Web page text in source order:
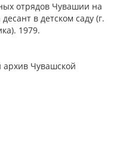
отрядов Чувашии на
в детском саду (г.
1979.
архив Чувашской